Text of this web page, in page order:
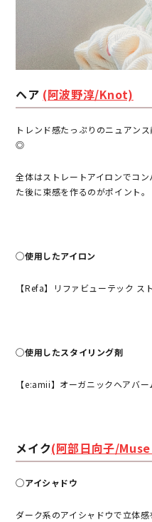
ヘア (阿波野淳/Knot)
トレンド感たっぷりのニュアン
◎
全体はストレートアイロンでコ
た後に束感を作るのがポイント。
◯使用したアイロン
【Refa】リファビューテック ス
◯使用したスタイリング剤
【e:amii】オーガニックヘアバー
メイク(阿部日向子/
◯アイシャドウ
ダーク系のアイシャドウで立体感